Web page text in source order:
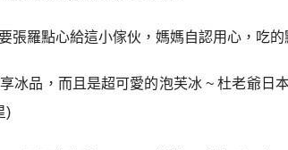
張羅點心給這小傢伙，媽媽自認用心，吃
冰品，而且是超可愛的泡芙冰 ~ 杜老爺日
)